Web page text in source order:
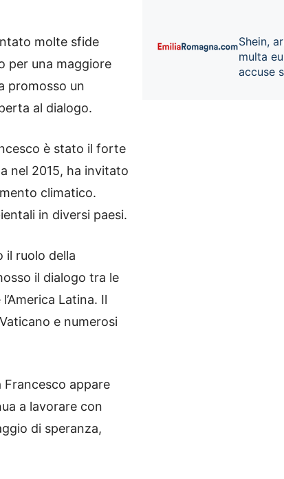
molte sfide
per una maggiore
promosso un
al dialogo.
è stato il forte
nel 2015, ha invitato
climatico.
in diversi paesi.
il ruolo della
il dialogo tra le
Latina. Il
e numerosi
appare
a lavorare con
di speranza,
Shein,
multa
accuse